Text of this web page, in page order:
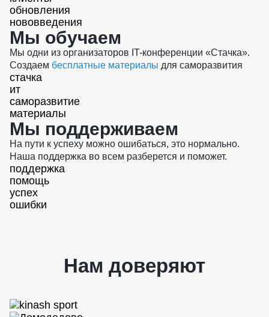
обновления
нововведения
Мы обучаем
Мы одни из организаторов IT-конференции «Стачка».
Создаем бесплатные материалы для саморазвития
стачка
ит
саморазвитие
материалы
Мы поддерживаем
На пути к успеху можно ошибаться, это нормально.
Наша поддержка во всем разберется и поможет.
поддержка
помощь
успех
ошибки
Нам доверяют